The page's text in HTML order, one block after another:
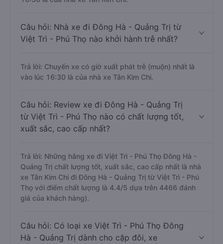
Câu hỏi: Nhà xe đi Đông Hà - Quảng Trị từ
Việt Trì - Phú Thọ nào khởi hành trễ nhất?
Trả lời: Chuyến xe có giờ xuất phát trễ (muộn) nhất là
vào lúc 16:30 là của nhà xe Tân Kim Chi.
Câu hỏi: Review xe đi Đông Hà - Quảng Trị
từ Việt Trì - Phú Thọ nào có chất lượng tốt,
xuất sắc, cao cấp nhất?
Trả lời: Những hãng xe đi Việt Trì - Phú Thọ Đông Hà -
Quảng Trị chất lượng tốt, xuất sắc, cao cấp nhất là nhà
xe Tân Kim Chi đi Đông Hà - Quảng Trị từ Việt Trì - Phú
Thọ với điểm chất lượng là 4.4/5 dựa trên 4466 đánh
giá của khách hàng).
Câu hỏi: Có loại xe Việt Trì - Phú Thọ Đông
Hà - Quảng Trị dành cho cặp đôi, xe